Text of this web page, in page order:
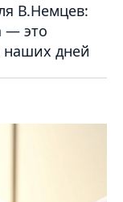
В.Немцев:
— это
наших дней